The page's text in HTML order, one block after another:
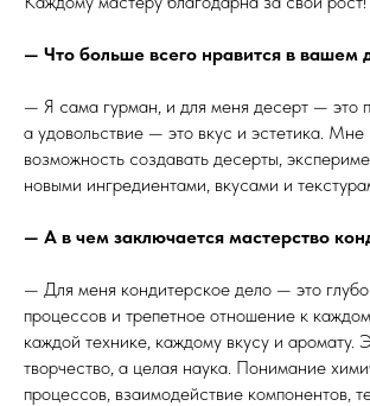
— Что больше всего нравится в вашем
— Я сама гурман, и для меня десерт — это
а удовольствие — это вкус и эстетика. Мне
возможность создавать десерты,
новыми ингредиентами, вкусами и
— А в чем заключается мастерство
— Для меня кондитерское дело — это
процессов и трепетное отношение к
каждой технике, каждому вкусу и аромату.
творчество, а целая наука. Понимание
процессов, взаимодействие компонентов,